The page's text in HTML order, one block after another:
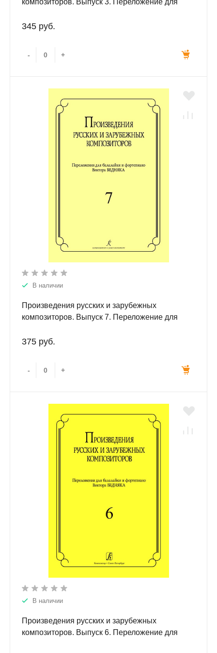
композиторов. Выпуск 3. Переложение для
исполнительская редакция и составление В.И.
345 руб.
- +
В наличии
Произведения русских и зарубежных
композиторов. Выпуск 7. Переложение для
исполнительская редакция и составление В.И.
375 руб.
- +
В наличии
Произведения русских и зарубежных
композиторов. Выпуск 6. Переложение для